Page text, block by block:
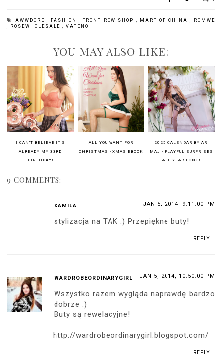
AWWDORE FASHION FRONT ROW SHOP MART OF CHINA
ROMWE
ROSEWHOLESALE ,VATENO
YOU MAY ALSO LIKE:
I CAN'T BELIEVE IT'S
ALREADY MY 33RD
BIRTHDAY!
ALL YOU WANT FOR
CHRISTMAS - XMAS EBOOK
2025 CALENDAR BY ARI
MAJ - PLAYFUL SURPRISES
ALL YEAR LONG!
9 COMMENTS:
KAMILA JAN 5, 2014, 9:11:00 PM
stylizacja na TAK :) Przepiękne buty!
REPLY
WARDROBEORDINARYGIRL JAN 5, 2014, 10:50:00 PM
Wszystko razem wygląda naprawdę bardzo
dobrze :)
Buty są rewelacyjne!
http://wardrobeordinarygirl.blogspot.com/
REPLY